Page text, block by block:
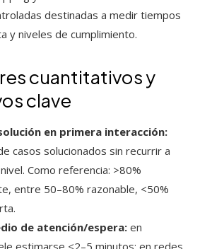
destinadas a medir tiempos
y niveles de cumplimiento.
cuantitativos y
clave
en primera interacción:
casos solucionados sin recurrir a
Como referencia: >80%
entre 50–80% razonable, <50%
de atención/espera: en
estimarse <2–5 minutos; en redes